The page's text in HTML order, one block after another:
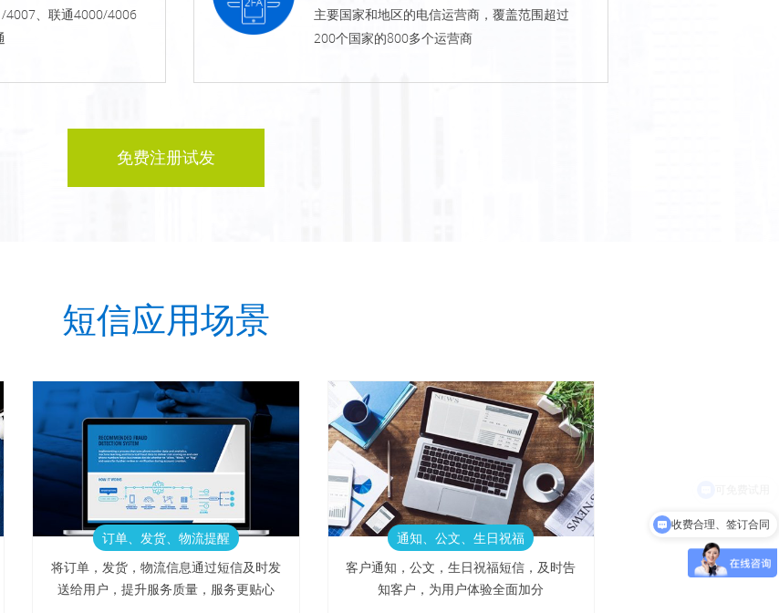
、联通4000/4006
主要国家和地区的电信运营商，覆盖范围超过
200个国家的800多个运营商
免费注册试发
短信应用场景
订单、发货、物流提醒
将订单，发货，物流信息通过短信及时发
送给用户，提升服务质量，服务更贴心
通知、公文、生日祝福
客户通知，公文，生日祝福短信，及时告
知客户，为用户体验全面加分
收费合理、签订合同